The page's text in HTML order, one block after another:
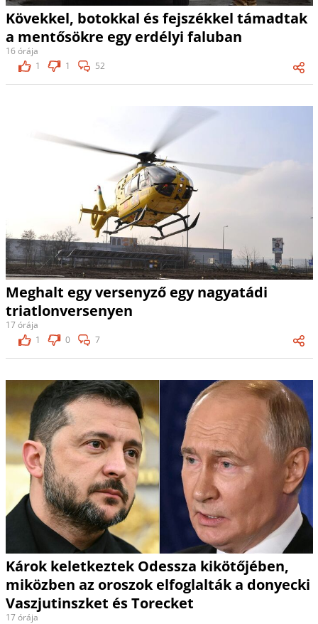
Kövekkel, botokkal és fejszékkel támadtak
a mentősökre egy erdélyi faluban
16 órája
1
1 52
Meghalt egy versenyző egy nagyatádi
triatlonversenyen
17 órája
1
0 7
Károk keletkeztek Odessza kikötőjében,
miközben az oroszok elfoglalták a donyecki
Vaszjutinszket és Torecket
17 órája